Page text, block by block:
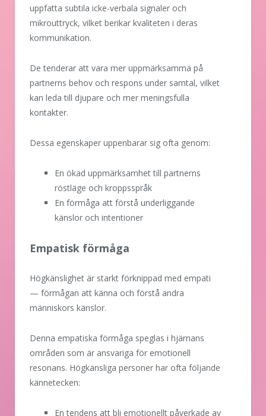
uppfatta subtila icke-verbala signaler och
mikrouttryck, vilket berikar kvaliteten i deras
kommunikation.
De tenderar att vara mer uppmärksamma på
partnerns behov och respons under samtal, vilket
kan leda till djupare och mer meningsfulla
kontakter.
Dessa egenskaper uppenbarar sig ofta genom:
En ökad uppmärksamhet till partnerns
röstläge och kroppsspråk
En förmåga att förstå underliggande
känslor och intentioner
Empatisk förmåga
Högkänslighet är starkt förknippad med empati
— förmågan att känna och förstå andra
människors känslor.
Denna empatiska förmåga speglas i hjärnans
områden som är ansvariga för emotionell
resonans. Högkänsliga personer har ofta följande
kännetecken:
En tendens att bli emotionellt påverkade av